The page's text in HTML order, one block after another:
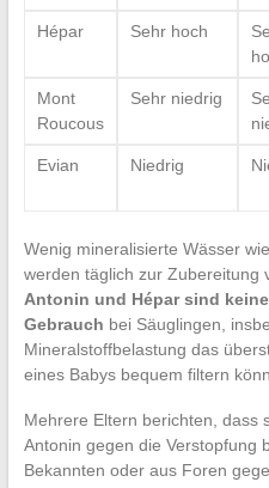
Hépar Sehr hoch
Mont
Roucous
Sehr niedrig
Evian Niedrig
Wenig mineralisierte Wässer
werden täglich zur Zubereitung
Antonin und Hépar sind
Gebrauch bei Säuglingen,
Mineralstoffbelastung das
eines Babys bequem filtern
Mehrere Eltern berichten, dass
Antonin gegen die Verstopfung
Bekannten oder aus Foren